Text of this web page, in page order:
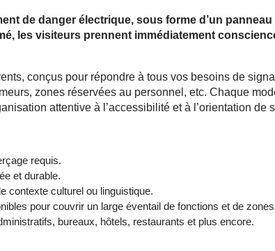
de danger électrique, sous forme d’un
les visiteurs prennent immédiatement
conçus pour répondre à tous vos besoins de
zones réservées au personnel, etc. Chaque
attentive à l’accessibilité et à l’orientation de
requis.
et durable.
contexte culturel ou linguistique.
pour couvrir un large éventail de fonctions et de
bureaux, hôtels, restaurants et plus encore.